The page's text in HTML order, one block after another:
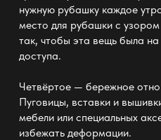
нужную рубашку каждое
место для рубашки с
так, чтобы эта вещь была на
доступа.
Четвёртое — бережное
Пуговицы, вставки и
мебелиили специальных
избежать деформации.